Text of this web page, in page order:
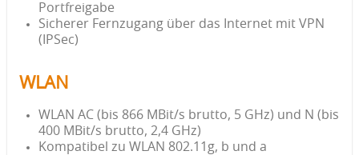
Portfreigabe
Sicherer Fernzugang über das Internet mit VPN
(IPSec)
WLAN
WLAN AC (bis 866 MBit/s brutto, 5 GHz) und N (bis
400 MBit/s brutto, 2,4 GHz)
Kompatibel zu WLAN 802.11g, b und a